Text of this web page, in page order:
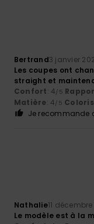
Bertrand3 janvier
Les coupes ont
straight et
Confort: 4/5
Matière: 4/5 Coloris
Je recommande
Nathalie11
Le modèle est à la